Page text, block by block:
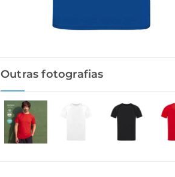
Outras fotografias